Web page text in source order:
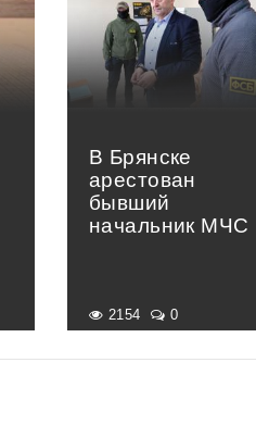
В Брянске
арестован
бывший
начальник МЧС
2154 0